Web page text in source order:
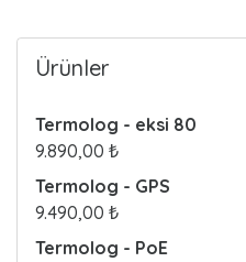
s
s
Ürünler
Termolog - eksi 80
9.890,00 ₺
Termolog - GPS
9.490,00 ₺
Termolog - PoE